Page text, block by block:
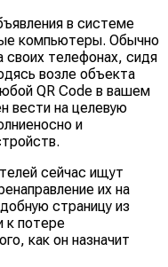
в системе
компьютеры. Обычно
своих телефонах, сидя
возле объекта
QR Code в вашем
вести на целевую
и
сейчас ищут
их на
страницу из
к потере
как он назначит